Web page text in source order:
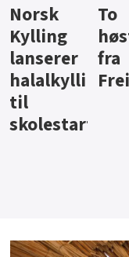
Knalltall
for Açai
Bowl
bli
i